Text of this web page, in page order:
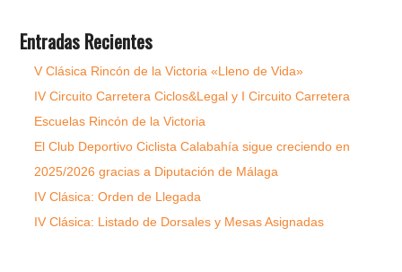
Entradas Recientes
V Clásica Rincón de la Victoria «Lleno de Vida»
IV Circuito Carretera Ciclos&Legal y I Circuito Carretera
Escuelas Rincón de la Victoria
El Club Deportivo Ciclista Calabahía sigue creciendo en
2025/2026 gracias a Diputación de Málaga
IV Clásica: Orden de Llegada
IV Clásica: Listado de Dorsales y Mesas Asignadas